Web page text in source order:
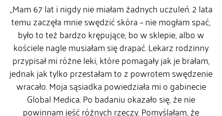
„Mam 67 lat i nigdy nie miałam żadnych uczuleń. 2 lata
temu zaczęła mnie swędzić skóra – nie mogłam spać,
było to też bardzo krępujące, bo w sklepie, albo w
kościele nagle musiałam się drapać. Lekarz rodzinny
przypisał mi różne leki, które pomagały jak je brałam,
jednak jak tylko przestałam to z powrotem swędzenie
wracało. Moja sąsiadka powiedziała mi o gabinecie
Global Medica. Po badaniu okazało się, że nie
powinnam jeść różnych rzeczy. Pomyślałam, że